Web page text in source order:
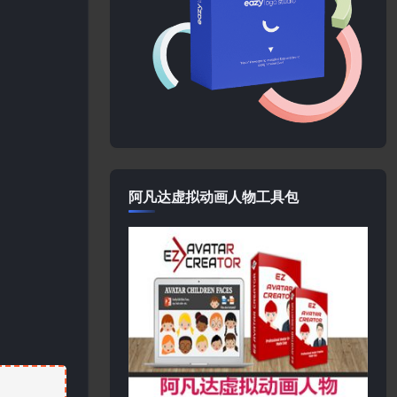
阿凡达虚拟动画人物工具包